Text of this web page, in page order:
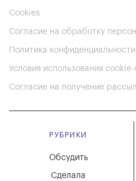
Cookies
Согласие на обработку
Политика конфиденциальности
Условия использования
Согласие на получение
РУБРИКИ
Обсудить
Сделала